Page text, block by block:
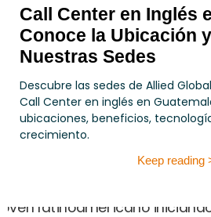
Call Center en Inglés
Conoce la Ubicación
Nuestras Sedes
Descubre las sedes de Allied
Call Center en inglés en
ubicaciones, beneficios,
crecimiento.
Keep reading